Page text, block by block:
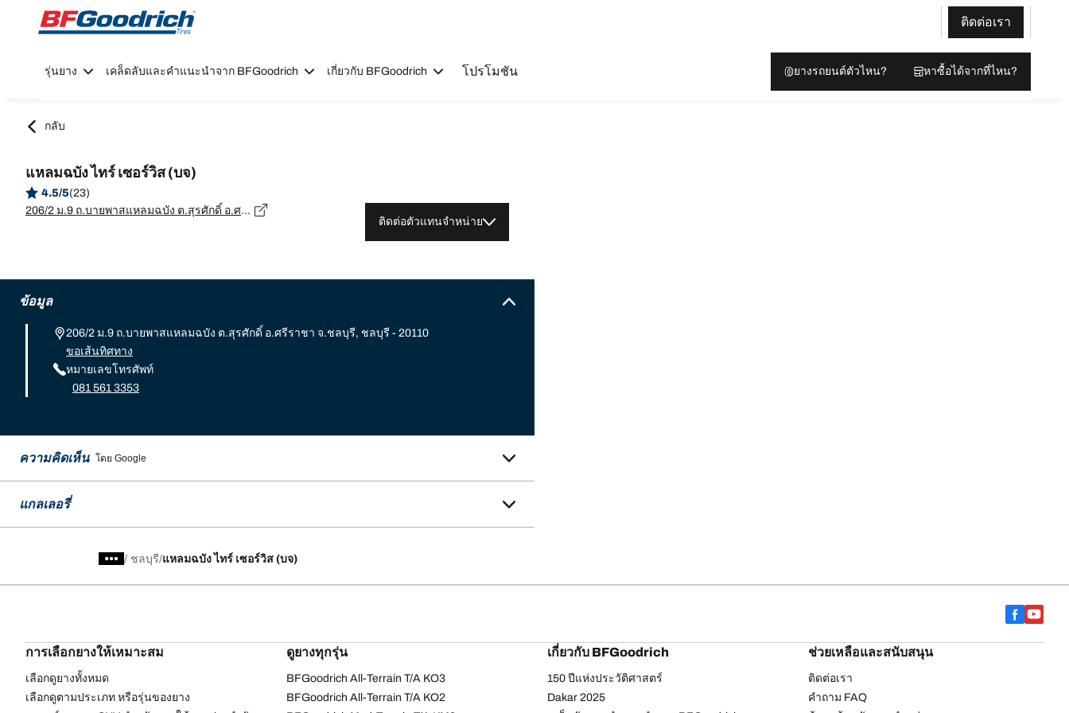
Go to page content
Go to page navigation
ติดต่อเรา
รุ่นยาง เคล็ดลับและคำแนะนำจาก BFGoodrich เกี่ยวกับ BFGoodrich โปรโมชัน ยางรถยนต์ตัวไหน? หาซื้อได้จากที่ไหน?
กลับ
แหลมฉบัง ไทร์ เซอร์วิส (บจ)
4.5/5(23)
206/2 ม.9 ถ.บายพาสแหลมฉบัง ต.สุรศักดิ์ อ.ศรีราชา จ.ชลบุรี, ชลบุรี - 20110
ติดต่อตัวแทนจำหน่าย
ข้อมูล
206/2 ม.9 ถ.บายพาสแหลมฉบัง ต.สุรศักดิ์ อ.ศรีราชา จ.ชลบุรี, ชลบุรี - 20110
ขอเส้นทิศทาง
หมายเลขโทรศัพท์
081 561 3353
ความคิดเห็น โดย Google
แกลเลอรี่
/ ชลบุรี แหลมฉบัง ไทร์ เซอร์วิส (บจ)
การเลือกยางให้เหมาะสม
เลือกดูยางทั้งหมด
เลือกดูตามประเภท หรือรุ่นของยาง
ดูยางทุกรุ่น
BFGoodrich All-Terrain T/A KO3
BFGoodrich All-Terrain T/A KO2
เกี่ยวกับ BFGoodrich
150 ปีแห่งประวัติศาสตร์
Dakar 2025
ช่วยเหลือและสนับสนุน
ติดต่อเรา
คำถาม FAQ